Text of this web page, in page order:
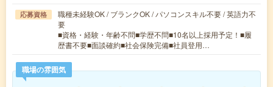
応募資格
職種未経験OK / ブランクOK / パソコンスキル不要 / 英語力不
要
■資格・経験・年齢不問■学歴不問■10名以上採用予定！■履
歴書不要■面談確約■社会保険完備■社員登用…
職場の雰囲気